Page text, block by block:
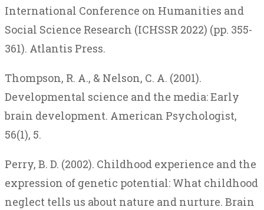
International Conference on Humanities and
Social Science Research (ICHSSR 2022) (pp. 355-
361). Atlantis Press.
Thompson, R. A., & Nelson, C. A. (2001).
Developmental science and the media: Early
brain development. American Psychologist,
56(1), 5.
Perry, B. D. (2002). Childhood experience and the
expression of genetic potential: What childhood
neglect tells us about nature and nurture. Brain